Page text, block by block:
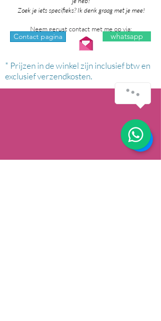
Zoek je iets specifieks? Ik denk graag met je mee!
Neem gerust contact met me op via:
Contact pagina whatsapp
* Prijzen in de winkel zijn inclusief btw en
exclusief verzendkosten.